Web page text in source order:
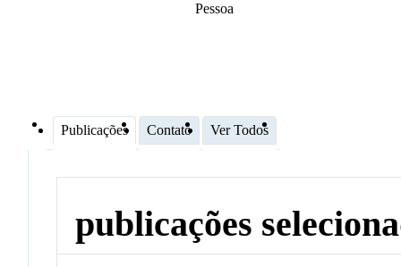
Pessoa
Publicações Contato Ver Todos
publicações